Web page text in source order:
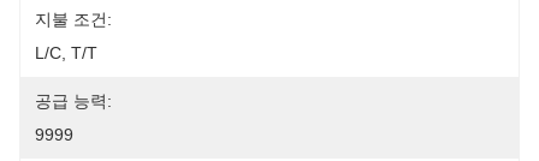
지불 조건:
L/C, T/T
공급 능력:
9999